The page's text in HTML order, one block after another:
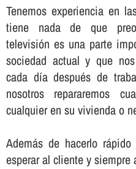
Tenemos experiencia en
tiene nada de que
televisión es una parte
sociedad actual y que
cada dí­a después de
nosotros repararemos
cualquier en su vivienda o
Además de hacerlo
esperar al cliente y siempre